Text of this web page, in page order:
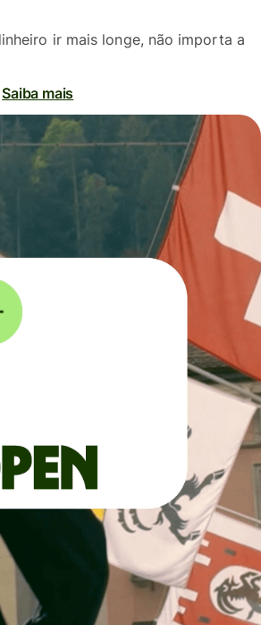
ir mais longe, não importa a
Saiba mais